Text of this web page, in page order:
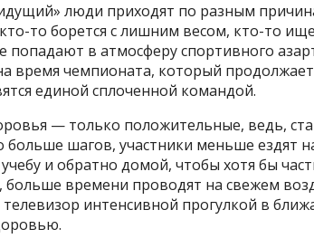
люди приходят по разным
кто-то борется с лишним весом, кто-то
попадают в атмосферу спортивного
время чемпионата, который
единой сплоченной командой.
— только положительные, ведь,
больше шагов, участники меньше ездят
и обратно домой, чтобы хотя бы
времени проводят на свежем
интенсивной прогулкой в